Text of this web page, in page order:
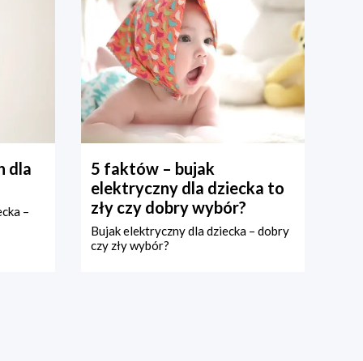
dla
–
5 faktów – bujak
elektryczny dla dziecka to
zły czy dobry wybór?
Bujak elektryczny dla dziecka – dobry
czy zły wybór?